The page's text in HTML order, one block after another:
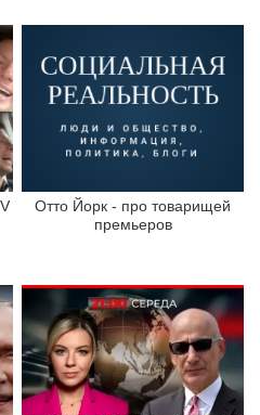
Отто Йорк - про товарищей
премьеров